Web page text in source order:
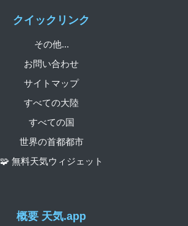
概要 天気.app
クイックリンク
その他...
お問い合わせ
サイトマップ
すべての大陸
すべての国
世界の首都都市
🧩 無料天気ウィジェット